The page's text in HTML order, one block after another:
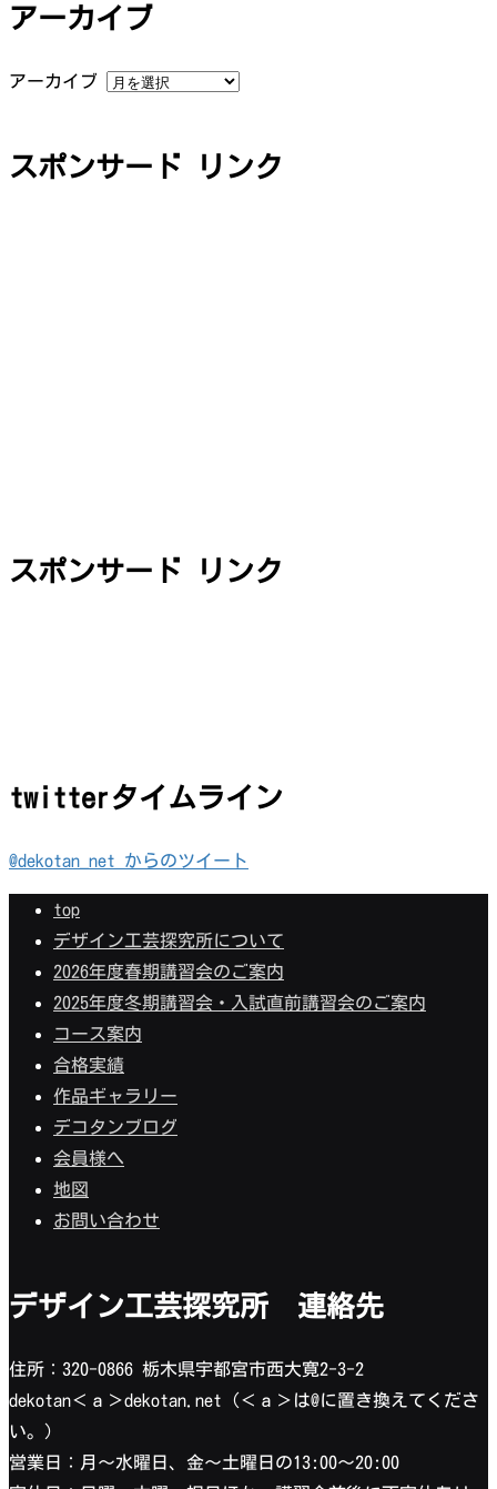
アーカイブ
アーカイブ
スポンサード リンク
スポンサード リンク
twitterタイムライン
@dekotan_net からのツイート
top
デザイン工芸探究所について
2026年度春期講習会のご案内
2025年度冬期講習会・入試直前講習会のご案内
コース案内
合格実績
作品ギャラリー
デコタンブログ
会員様へ
地図
お問い合わせ
デザイン工芸探究所 連絡先
住所：320-0866 栃木県宇都宮市西大寛2-3-2
dekotan＜ａ＞dekotan.net（＜ａ＞は@に置き換えてくださ
い。）
営業日：月〜水曜日、金〜土曜日の13:00〜20:00